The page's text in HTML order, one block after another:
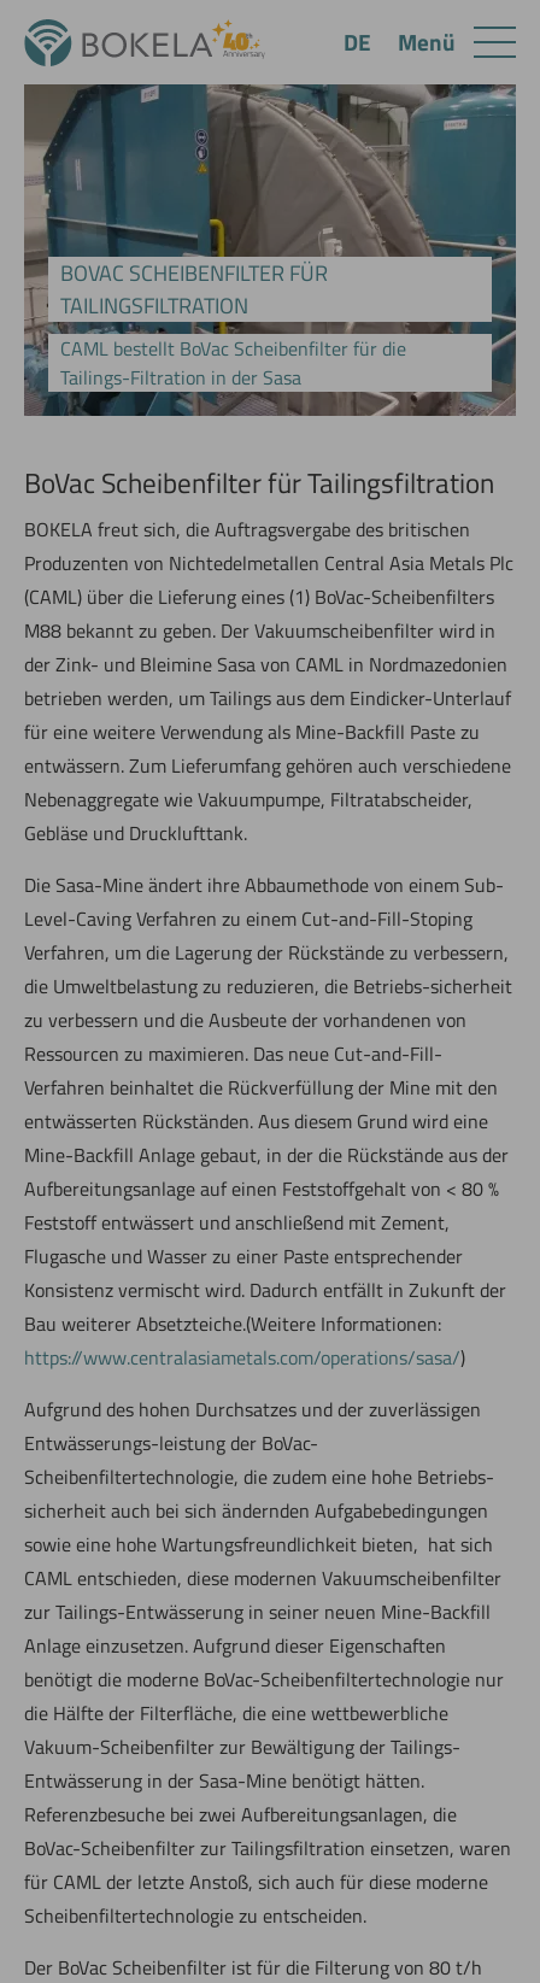
BOVAC SCHEIBENFILTER FÜR
TAILINGSFILTRATION
CAML bestellt BoVac Scheibenfilter für die
Tailings-Filtration in der Sasa
BoVac Scheibenfilter für Tailingsfiltration
BOKELA freut sich, die Auftragsvergabe des britischen
Produzenten von Nichtedelmetallen Central Asia Metals Plc
(CAML) über die Lieferung eines (1) BoVac-Scheibenfilters
M88 bekannt zu geben. Der Vakuumscheibenfilter wird in
der Zink- und Bleimine Sasa von CAML in Nordmazedonien
betrieben werden, um Tailings aus dem Eindicker-Unterlauf
für eine weitere Verwendung als Mine-Backfill Paste zu
entwässern. Zum Lieferumfang gehören auch verschiedene
Nebenaggregate wie Vakuumpumpe, Filtratabscheider,
Gebläse und Drucklufttank.
Die Sasa-Mine ändert ihre Abbaumethode von einem Sub-
Level-Caving Verfahren zu einem Cut-and-Fill-Stoping
Verfahren, um die Lagerung der Rückstände zu verbessern,
die Umweltbelastung zu reduzieren, die Betriebs-sicherheit
zu verbessern und die Ausbeute der vorhandenen von
Ressourcen zu maximieren. Das neue Cut-and-Fill-
Verfahren beinhaltet die Rückverfüllung der Mine mit den
entwässerten Rückständen. Aus diesem Grund wird eine
Mine-Backfill Anlage gebaut, in der die Rückstände aus der
Aufbereitungsanlage auf einen Feststoffgehalt von < 80 %
Feststoff entwässert und anschließend mit Zement,
Flugasche und Wasser zu einer Paste entsprechender
Konsistenz vermischt wird. Dadurch entfällt in Zukunft der
Bau weiterer Absetzteiche.(Weitere Informationen:
https://www.centralasiametals.com/operations/sasa/)
Aufgrund des hohen Durchsatzes und der zuverlässigen
Entwässerungs-leistung der BoVac-
Scheibenfiltertechnologie, die zudem eine hohe Betriebs-
sicherheit auch bei sich ändernden Aufgabebedingungen
sowie eine hohe Wartungsfreundlichkeit bieten, hat sich
CAML entschieden, diese modernen Vakuumscheibenfilter
zur Tailings-Entwässerung in seiner neuen Mine-Backfill
Anlage einzusetzen. Aufgrund dieser Eigenschaften
benötigt die moderne BoVac-Scheibenfiltertechnologie nur
die Hälfte der Filterfläche, die eine wettbewerbliche
Vakuum-Scheibenfilter zur Bewältigung der Tailings-
Entwässerung in der Sasa-Mine benötigt hätten.
Referenzbesuche bei zwei Aufbereitungsanlagen, die
BoVac-Scheibenfilter zur Tailingsfiltration einsetzen, waren
für CAML der letzte Anstoß, sich auch für diese moderne
Scheibenfiltertechnologie zu entscheiden.
Der BoVac Scheibenfilter ist für die Filterung von 80 t/h
Menü
DE